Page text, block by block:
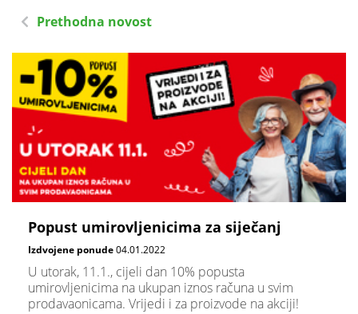
Prethodna novost
Popust umirovljenicima za siječanj
Izdvojene ponude04.01.2022
​U utorak, 11.1., cijeli dan 10% popusta
umirovljenicima na ukupan iznos računa u svim
prodavaonicama. Vrijedi i za proizvode na akciji!